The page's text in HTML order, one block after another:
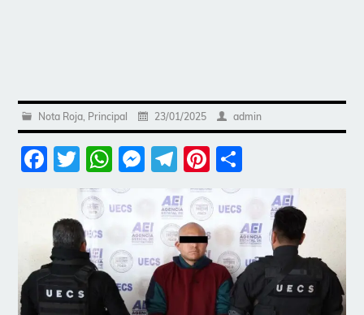
Nota Roja, Principal 23/01/2025 admin
Facebook
Twitter
WhatsApp
Messenger
Telegram
Pinterest